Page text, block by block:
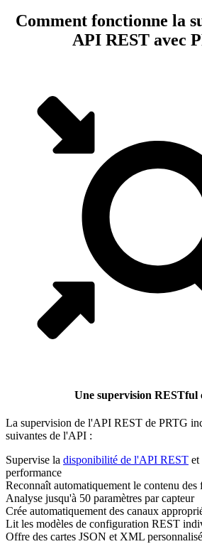
Comment fonctionne la
API REST avec
Une supervision RESTful
La supervision de l'API REST de PRTG
suivantes de l'API :
Supervise la disponibilité de l'API REST et
performance
Reconnaît automatiquement le contenu
Analyse jusqu'à 50 paramètres par capteur
Crée automatiquement des canaux
Lit les modèles de configuration REST
Offre des cartes JSON et XML